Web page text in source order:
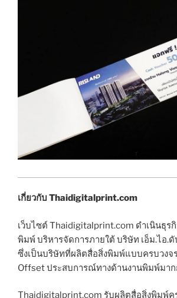
เกี่ยวกับ Thaidigitalprint.com
เว็บไซต์ Thaidigitalprint.com ดำเนินธุร
พิมพ์ บริหารจัดการภายใต้ บริษัท เอ็ม.ไอ.
ซึ่งเป็นบริษัทที่ผลิตสื่อสิ่งพิมพ์แบบครบวงจ
Offset ประสบการณ์ทางด้านงานพิมพ์มาก
Thaidigitalprint.com รับผลิตสื่อสิ่งพิมพ์ค